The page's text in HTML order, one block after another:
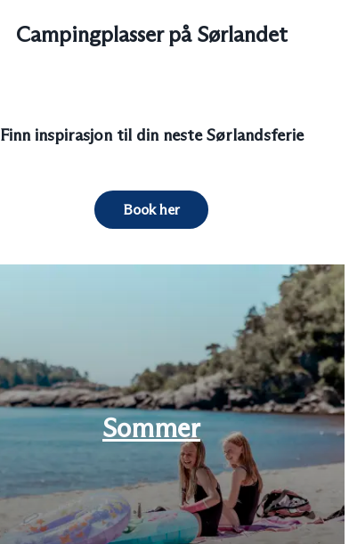
Campingplasser på Sørlandet
Finn inspirasjon til din neste Sørlandsferie
Book her
Sommer